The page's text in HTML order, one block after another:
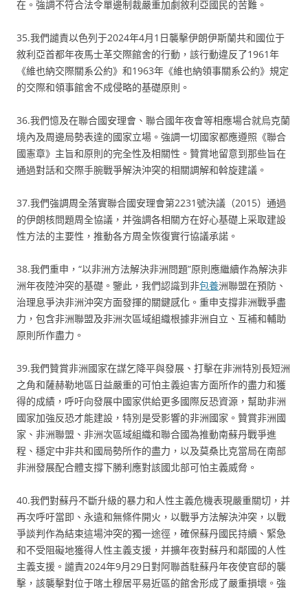
在。強調不符合法令單邊制裁嚴重加劇敘利亞國民的苦難。
35.我們譴責以色列于2024年4月1日襲擊伊朗伊斯蘭共和國位于
敘利亞首都年夜馬士革交際館舍的行動，該行動違反了1961年
《維也納交際關系公約》和1963年《維也納領事關系公約》規定
的交際和領事館舍不成侵略的基礎原則。
36.我們憶及在聯合國安理會、聯合國年夜會等相應場合就烏克蘭
境內及周邊局勢表達的國家立場。強調一切國家都應遵照《聯合
國憲章》主旨和原則的完全性及相關性。贊賞地留意到那些旨在
通過對話和交際手腕戰爭解決沖突的相關調解和斡旋建議。
37.我們強調周全落實聯合國安理會第2231號決議（2015）通過
的伊朗核問題周全協議，并強調各相關方在好心基礎上采取建設
性方法的主要性，推動各方周全恢復實行協議承諾。
38.我們重申，“以非洲方法解決非洲問題”原則應繼續作為解決非
洲年夜陸沖突的基礎。鑒此，我們認識到非包養洲聯盟在預防、
治理息爭決非洲沖突方面發揮的關鍵感化。重申支撐非洲戰爭盡
力，包含非洲聯盟及非洲次區域組織根據非洲自立、互補和輔助
原則所作盡力。
39.我們贊賞非洲國家在謀乞降平與發展、打擊在非洲特別長短洲
之角和薩赫勒地區日益嚴重的可怕主義迫害方面所作的盡力和獲
得的成績，呼吁向發展中國家供給更多國際反恐資源，幫助非洲
國家加強反恐才能建設，特別是受影響的非洲國家。贊賞非洲國
家、非洲聯盟、非洲次區域組織和聯合國為推動南蘇丹戰爭進
程、穩定中非共和國局勢所作的盡力，以及莫桑比克當局在南部
非洲發展配合體支撐下勝利應對該國北部可怕主義威脅。
40.我們對蘇丹不斷升級的暴力和人性主義危機表現嚴重關切，并
再次呼吁當即、永遠和無條件開火，以戰爭方法解決沖突，以戰
爭談判作為結束這場沖突的獨一途徑，確保蘇丹國民持續、緊急
和不受阻礙地獲得人性主義支援，并擴年夜對蘇丹和鄰國的人性
主義支援。譴責2024年9月29日對阿聯酋駐蘇丹年夜使官邸的襲
擊，該襲擊對位于喀土穆居平易近區的館舍形成了嚴重損壞。強